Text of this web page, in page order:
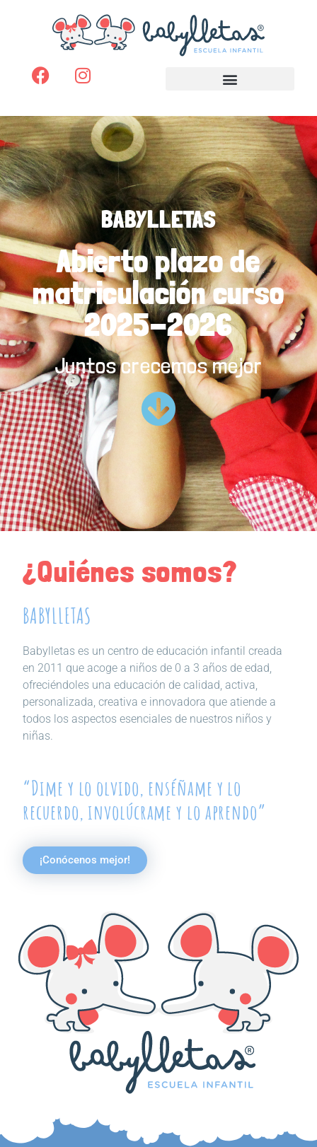
BABYLLETAS
Abierto plazo de
matriculación curso
2025-2026
Juntos crecemos mejor
¿Quiénes somos?
BABYLLETAS
Babylletas es un centro de educación infantil creada
en 2011 que acoge a niños de 0 a 3 años de edad,
ofreciéndoles una educación de calidad, activa,
personalizada, creativa e innovadora que atiende a
todos los aspectos esenciales de nuestros niños y
niñas.
“Dime y lo olvido, enséñame y lo
recuerdo, involúcrame y lo aprendo”
¡Conócenos mejor!